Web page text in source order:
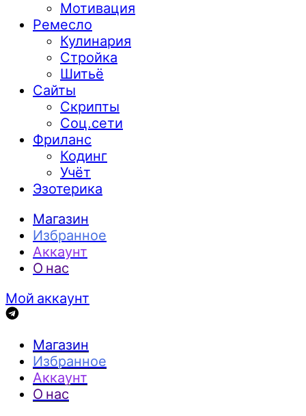
Мотивация
Ремесло
Кулинария
Стройка
Шитьё
Сайты
Скрипты
Соц.сети
Фриланс
Кодинг
Учёт
Эзотерика
Магазин
Избранное
Аккаунт
О нас
Мой аккаунт
Магазин
Избранное
Аккаунт
О нас